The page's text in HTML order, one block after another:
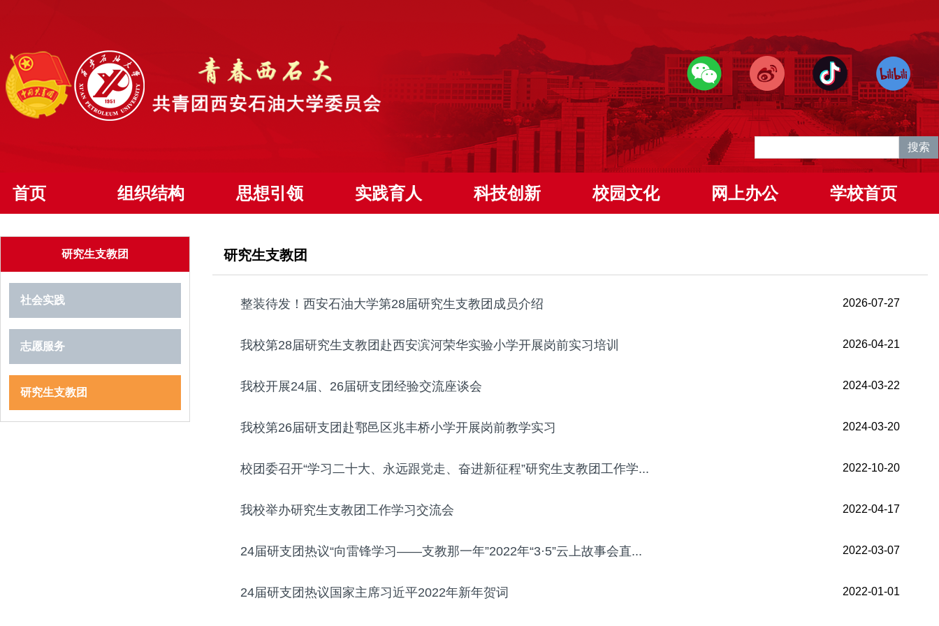
首页 组织结构 思想引领 实践育人 科技创新 校园文化 网上办公 学校首页
研究生支教团
社会实践
志愿服务
研究生支教团
研究生支教团
整装待发！西安石油大学第28届研究生支教团成员介绍 2026-07-27
我校第28届研究生支教团赴西安滨河荣华实验小学开展岗前实习培训 2026-04-21
我校开展24届、26届研支团经验交流座谈会 2024-03-22
我校第26届研支团赴鄠邑区兆丰桥小学开展岗前教学实习 2024-03-20
校团委召开“学习二十大、永远跟党走、奋进新征程”研究生支教团工作学... 2022-10-20
我校举办研究生支教团工作学习交流会 2022-04-17
24届研支团热议“向雷锋学习——支教那一年”2022年“3·5”云上故事会直... 2022-03-07
24届研支团热议国家主席习近平2022年新年贺词 2022-01-01